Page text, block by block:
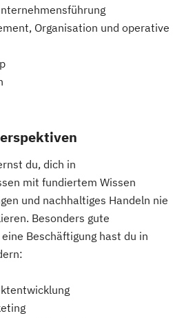
Organisation und operative
du, dich in
mit fundiertem Wissen
und nachhaltiges Handeln nie
Besonders gute
Beschäftigung hast du in